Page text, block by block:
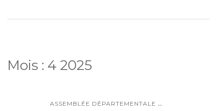
Mois : 4 2025
ASSEMBLÉE DÉPARTEMENTALE ...